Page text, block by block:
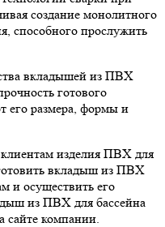
создание монолитного
способного прослужить
вкладышей из ПВХ
готового
его размера, формы и
изделия ПВХ для
вкладыш из ПВХ
и осуществить его
из ПВХ для бассейна
сайте компании.